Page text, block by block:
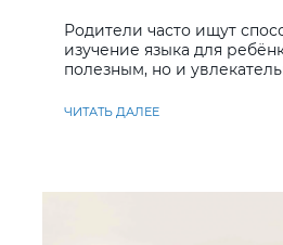
Родители часто ищут
изучение языка для
полезным, но и
ЧИТАТЬ ДАЛЕЕ